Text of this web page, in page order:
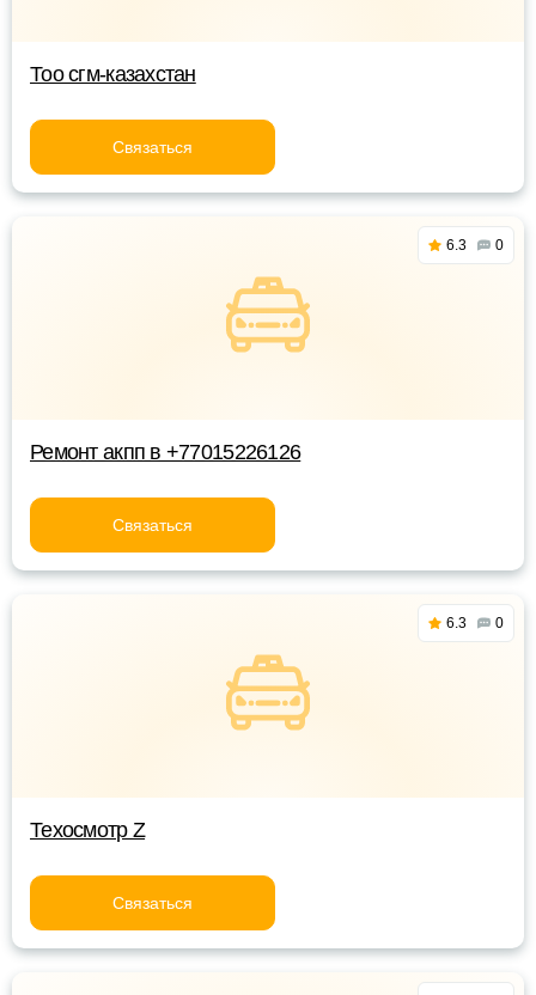
Тоо сгм-казахстан
Связаться
6.3 0
Ремонт акпп в +77015226126
Связаться
6.3 0
Техосмотр Z
Связаться